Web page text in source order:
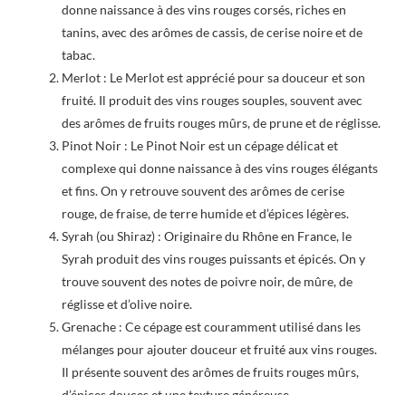
donne naissance à des vins rouges corsés, riches en
tanins, avec des arômes de cassis, de cerise noire et de
tabac.
Merlot : Le Merlot est apprécié pour sa douceur et son
fruité. Il produit des vins rouges souples, souvent avec
des arômes de fruits rouges mûrs, de prune et de réglisse.
Pinot Noir : Le Pinot Noir est un cépage délicat et
complexe qui donne naissance à des vins rouges élégants
et fins. On y retrouve souvent des arômes de cerise
rouge, de fraise, de terre humide et d’épices légères.
Syrah (ou Shiraz) : Originaire du Rhône en France, le
Syrah produit des vins rouges puissants et épicés. On y
trouve souvent des notes de poivre noir, de mûre, de
réglisse et d’olive noire.
Grenache : Ce cépage est couramment utilisé dans les
mélanges pour ajouter douceur et fruité aux vins rouges.
Il présente souvent des arômes de fruits rouges mûrs,